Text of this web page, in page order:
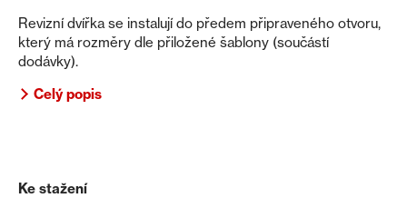
Revizní dvířka se instalují do předem připraveného otvoru,
který má rozměry dle přiložené šablony (součástí
dodávky).
Celý popis
Ke stažení